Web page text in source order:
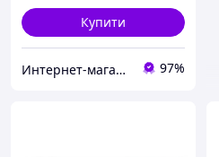
Купити
Интернет-магазин "АТМ" 97%